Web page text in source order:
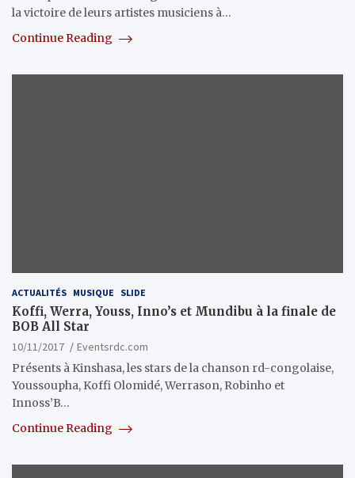
la victoire de leurs artistes musiciens à…
Continue Reading
ACTUALITÉS MUSIQUE SLIDE
Koffi, Werra, Youss, Inno’s et Mundibu à la finale de
BOB All Star
10/11/2017
Eventsrdc.com
Présents à Kinshasa, les stars de la chanson rd-congolaise,
Youssoupha, Koffi Olomidé, Werrason, Robinho et
Innoss’B…
Continue Reading